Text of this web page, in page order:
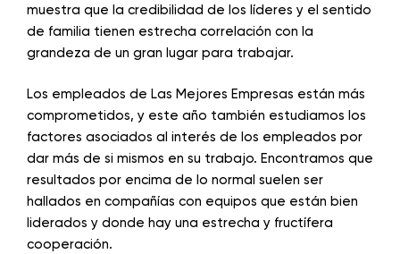
muestra que la credibilidad de los líderes y el sentido
de familia tienen estrecha correlación con la
grandeza de un gran lugar para trabajar.
Los empleados de Las Mejores Empresas están más
comprometidos, y este año también estudiamos los
factores asociados al interés de los empleados por
dar más de si mismos en su trabajo. Encontramos que
resultados por encima de lo normal suelen ser
hallados en compañías con equipos que están bien
liderados y donde hay una estrecha y fructífera
cooperación.